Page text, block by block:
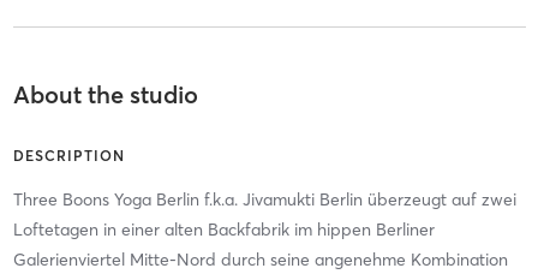
About the studio
DESCRIPTION
Three Boons Yoga Berlin f.k.a. Jivamukti Berlin überzeugt auf zwei
Loftetagen in einer alten Backfabrik im hippen Berliner
Galerienviertel Mitte-Nord durch seine angenehme Kombination